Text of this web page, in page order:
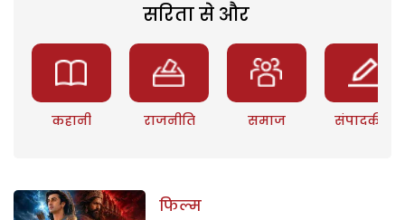
सरिता से और
कहानी राजनीति समाज संपादकीय
फिल्म